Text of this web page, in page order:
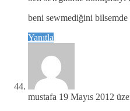
beni sewmediğini
Yanıtla
mustafa 19 Mayıs 2012